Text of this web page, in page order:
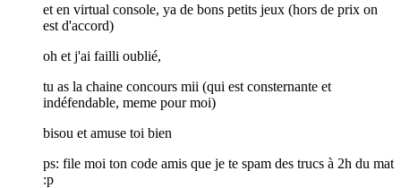
et en virtual console, ya de bons petits jeux (hors de prix on
est d'accord)
oh et j'ai failli oublié,
tu as la chaine concours mii (qui est consternante et
indéfendable, meme pour moi)
bisou et amuse toi bien
ps: file moi ton code amis que je te spam des trucs à 2h du mat
:p